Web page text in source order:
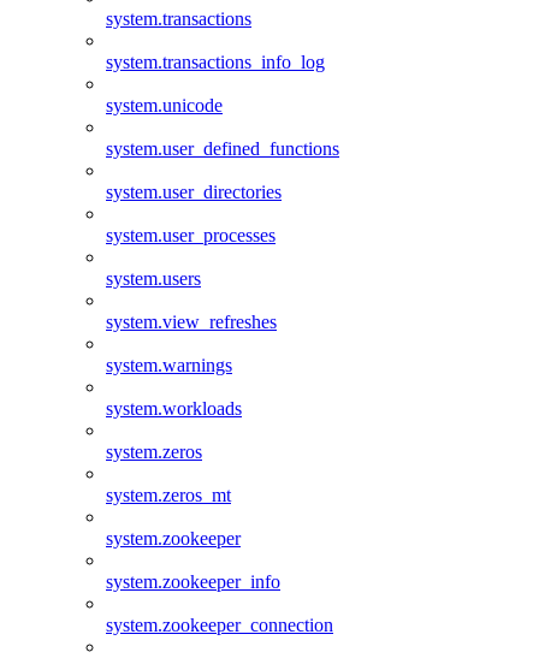
system.transactions
system.transactions_info_log
system.unicode
system.user_defined_functions
system.user_directories
system.user_processes
system.users
system.view_refreshes
system.warnings
system.workloads
system.zeros
system.zeros_mt
system.zookeeper
system.zookeeper_info
system.zookeeper_connection